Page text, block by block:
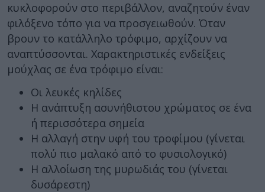
κυκλοφορούν στο περιβάλλον, αναζητούν έναν
φιλόξενο τόπο για να προσγειωθούν. Όταν
βρουν το κατάλληλο τρόφιμο, αρχίζουν να
αναπτύσσονται. Χαρακτηριστικές ενδείξεις
μούχλας σε ένα τρόφιμο είναι:
Οι λευκές κηλίδες
Η ανάπτυξη ασυνήθιστου χρώματος σε ένα
ή περισσότερα σημεία
Η αλλαγή στην υφή του τροφίμου (γίνεται
πολύ πιο μαλακό από το φυσιολογικό)
Η αλλοίωση της μυρωδιάς του (γίνεται
δυσάρεστη)